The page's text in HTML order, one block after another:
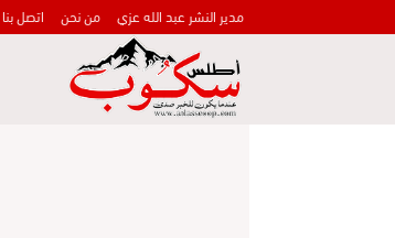
مدير النشر عبد الله عزي من نحن اتصل بنا